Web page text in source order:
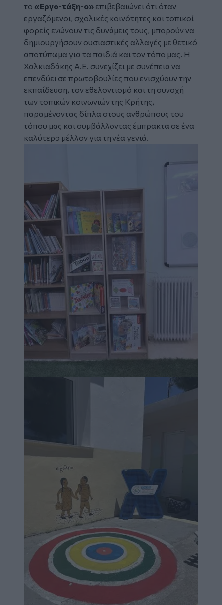
το «Εργο-τάξη-ο» επιβεβαιώνει ότι όταν
εργαζόμενοι, σχολικές κοινότητες και τοπικοί
φορείς ενώνουν τις δυνάμεις τους, μπορούν να
δημιουργήσουν ουσιαστικές αλλαγές με θετικό
αποτύπωμα για τα παιδιά και τον τόπο μας. Η
Χαλκιαδάκης Α.Ε. συνεχίζει με συνέπεια να
επενδύει σε πρωτοβουλίες που ενισχύουν την
εκπαίδευση, τον εθελοντισμό και τη συνοχή
των τοπικών κοινωνιών της Κρήτης,
παραμένοντας δίπλα στους ανθρώπους του
τόπου μας και συμβάλλοντας έμπρακτα σε ένα
καλύτερο μέλλον για τη νέα γενιά.